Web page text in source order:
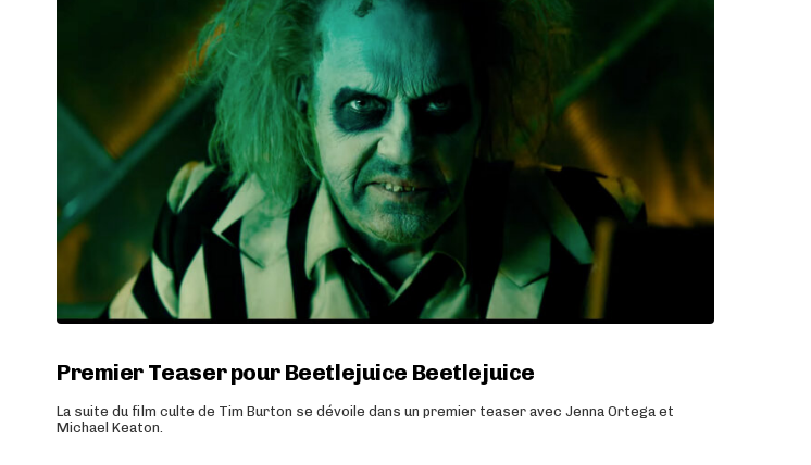
Premier Teaser pour Beetlejuice Beetlejuice
La suite du film culte de Tim Burton se dévoile dans un premier teaser avec Jenna Ortega et
Michael Keaton.